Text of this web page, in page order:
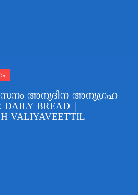
അനുദിന അനുഗ്രഹ
BREAD |
VALIYAVEETTIL